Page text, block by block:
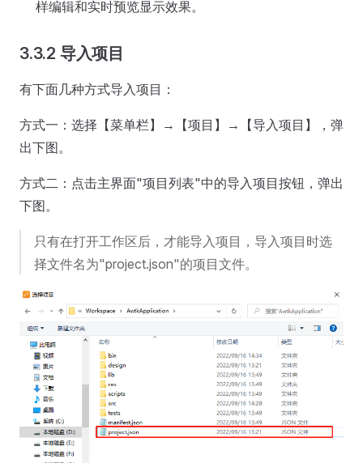
样编辑和实时预览显示效果。
3.3.2 导入项目
有下面几种方式导入项目：
方式一：选择【菜单栏】→【项目】→【导入项目】，弹
出下图。
方式二：点击主界面"项目列表"中的导入项目按钮，弹出
下图。
只有在打开工作区后，才能导入项目，导入项目时选
择文件名为"project.json"的项目文件。